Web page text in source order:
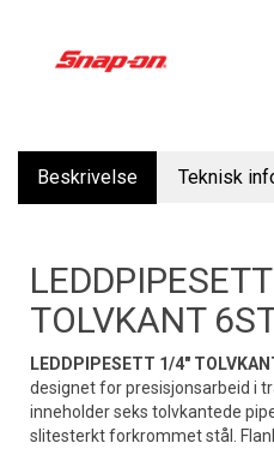
Beskrivelse Teknisk
TOLVKANT
LEDDPIPESETT 1/4"
designet for presisjonsarbeid i
inneholder seks tolvkantede
slitesterkt forkrommet stål.